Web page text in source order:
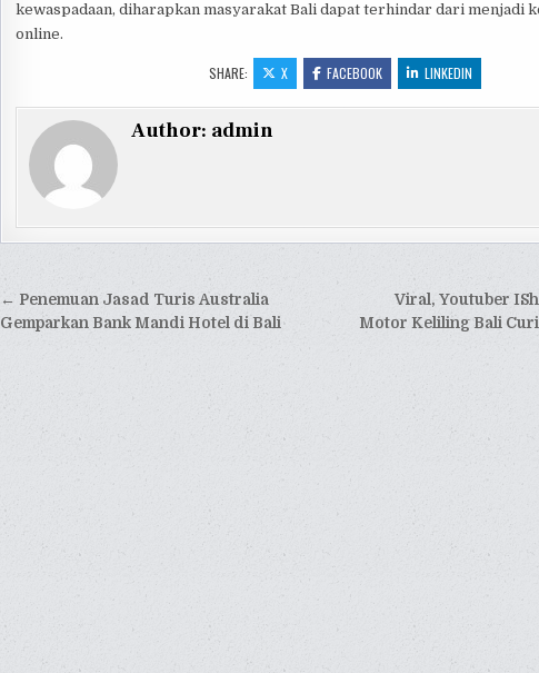
kewaspadaan, diharapkan masyarakat Bali dapat terhindar dari menjadi
online.
SHARE: X FACEBOOK LINKEDIN
Author: admin
Navigasi
pos
Viral, Youtuber
Motor Keliling Bali
← Penemuan Jasad Turis Australia
Gemparkan Bank Mandi Hotel di Bali